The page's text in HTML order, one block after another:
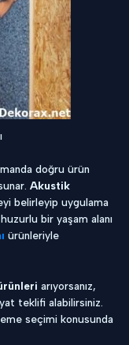
doğru ürün
Akustik
belirleyip uygulama
bir yaşam alanı
ürünleriyle
arıyorsanız,
teklifi alabilirsiniz.
seçimi konusunda